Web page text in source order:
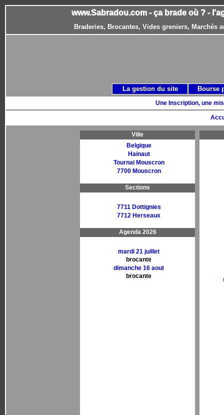
www.Sabradou.com - ça brade où ? -
Braderies, Brocantes, Vides greniers, Marchés
Une Inscription, une
Ville
Belgique
Hainaut
Tournai Mouscron
7700 Mouscron
Sections
7711 Dottignies
7712 Herseaux
Agenda 2026
mardi 21 juillet
brocante
dimanche 16 aout
brocante
La gestion du site Bourse